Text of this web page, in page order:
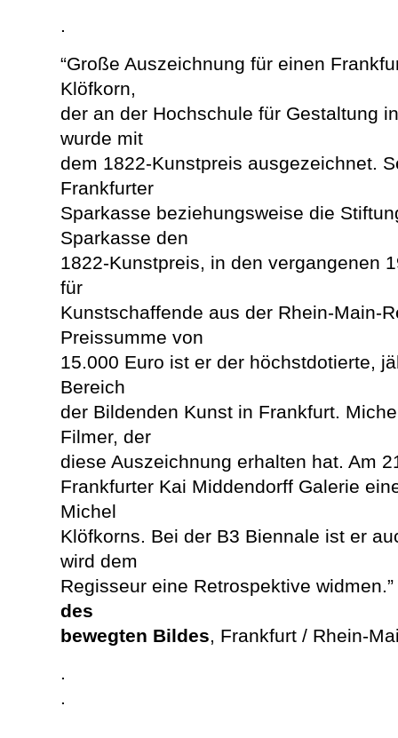
.
“Große Auszeichnung für einen
Klöfkorn,
der an der Hochschule für Gestaltung
wurde mit
dem 1822-Kunstpreis ausgezeichnet.
Frankfurter
Sparkasse beziehungsweise die
Sparkasse den
1822-Kunstpreis, in den vergangenen
für
Kunstschaffende aus der Rhein-Main-
Preissumme von
15.000 Euro ist er der höchstdotierte,
Bereich
der Bildenden Kunst in Frankfurt.
Filmer, der
diese Auszeichnung erhalten hat. Am
Frankfurter Kai Middendorff Galerie
Michel
Klöfkorns. Bei der B3 Biennale ist er
wird dem
Regisseur eine Retrospektive
des
bewegten Bildes, Frankfurt / Rhein-
.
.